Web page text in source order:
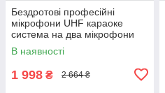
Бездротові професійні
мікрофони UHF караоке
система на два мікрофони
В наявності
1 998 ₴ 2 664 ₴